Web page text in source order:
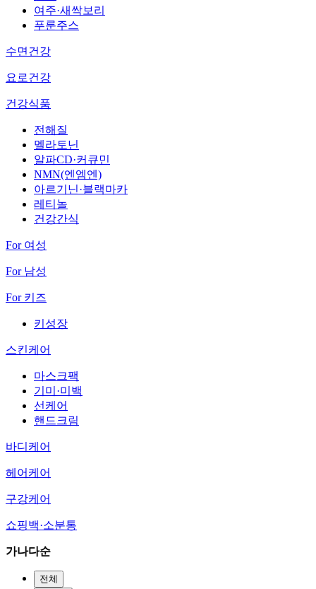
여주·새싹보리
푸룬주스
수면건강
요로건강
건강식품
전해질
멜라토닌
알파CD·커큐민
NMN(엔엠엔)
아르기닌·블랙마카
레티놀
건강간식
For 여성
For 남성
For 키즈
키성장
스킨케어
마스크팩
기미·미백
선케어
핸드크림
바디케어
헤어케어
구강케어
쇼핑백·소분통
가나다순
전체